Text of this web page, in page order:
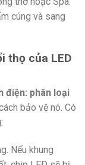
cúng và sang
thọ của LED
điện: phân loại
bảo vệ nó. Có
Nếu khung